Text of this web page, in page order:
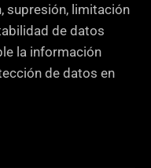
supresión, limitación
de datos
la información
de datos en